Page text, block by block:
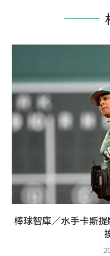
棒球智庫／水手卡斯